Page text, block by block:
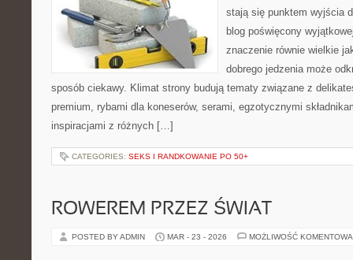
stają się punktem wyjścia
blog poświęcony
znaczenie równie wielkie
dobrego jedzenia może
sposób ciekawy. Klimat strony budują tematy związane z
premium, rybami dla koneserów, serami, egzotycznymi
inspiracjami z różnych […]
CATEGORIES: SEKS I RANDKOWANIE PO 50+
ROWEREM PRZEZ ŚWIAT
POSTED BY ADMIN MAR - 23 - 2026 MOŻLIWOŚĆ